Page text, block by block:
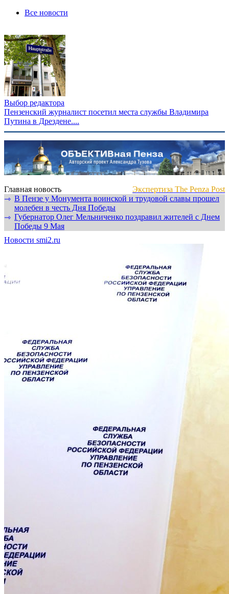
Все новости
Выбор редактора
Пензенский журналист посетил места службы Владимира
Путина в Дрездене....
Главная новость
Экспертиза The Penza Post
⇾ В Пензе у Монумента воинской и трудовой славы прошел
молебен в честь Дня Победы
⇾ Губернатор Олег Мельниченко поздравил жителей с Днем
Победы 9 Мая
Новости smi2.ru